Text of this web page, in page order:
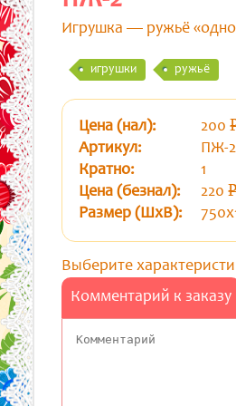
Игрушка — ружьё
игрушки ружьё
Цена (нал): 200
Артикул:
ПЖ-2
Кратно:
1
Цена (безнал):
220 p
Размер (ШхВ):
Выберите
Комментарий к заказу